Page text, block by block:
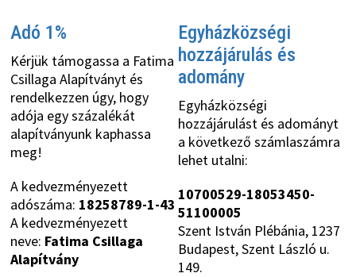
Adó 1%
Kérjük támogassa a Fatima
Csillaga Alapítványt és
rendelkezzen úgy, hogy
adója egy százalékát
alapítványunk kaphassa
meg!
A kedvezményezett
adószáma: 18258789-1-43
A kedvezményezett
neve: Fatima Csillaga
Alapítvány
Egyházközségi
hozzájárulás és
adomány
Egyházközségi
hozzájárulást és adományt
a következő számlaszámra
lehet utalni:
10700529-18053450-
51100005
Szent István Plébánia, 1237
Budapest, Szent László u.
149.